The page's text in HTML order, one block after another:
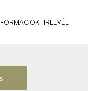
HÍRLEVÉL